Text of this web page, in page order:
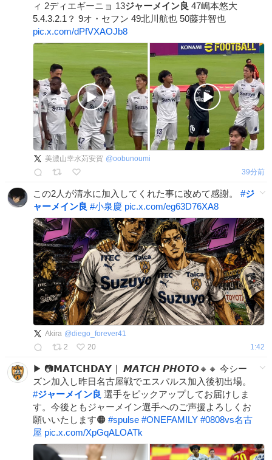
ィ 2ディエギーニョ 13ジャーメイン良 47嶋本悠大
5.4.3.2.1？ 9オ・セフン 49北川航也 50藤井智也
pic.x.com/dPfVXAOJb8
美濃山幸水苅安賀 @oobunoumi
39分前
この2人が清水に加入してくれた事に改めて感謝。 #ジ
ャーメイン良 #小泉慶 pic.x.com/eg63D76XA8
Akira @diego_forever41
2
20 1:42
▶ 📷𝗠𝗔𝗧𝗖𝗛𝗗𝗔𝗬｜ 𝙈𝘼𝙏𝘾𝙃 𝙋𝙃𝙊𝙏𝙊🔸🔸 今シー
ズン加入し昨日名古屋戦でエスパルス加入後初出場。
#ジャーメイン良 選手をピックアップしてお届けしま
す。今後ともジャーメイン選手へのご声援よろしくお
願いいたします🟠 #spulse #ONEFAMILY #0808vs名古
屋 pic.x.com/XpGqALOATk